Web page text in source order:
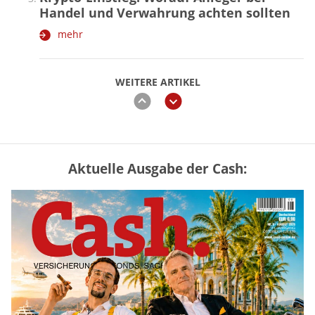
WEITERE ARTIKEL
zurückweiter
Handel und Verwahrung achten sollten
mehr
Vermieter-Zutritt: Wann Mieter
die Wohnung öffnen müssen
mehr
Goldpreis erreicht Sieben-Wochen-
Hoch nach schwachen US-Jobdaten
mehr
Aktuelle Ausgabe der Cash: